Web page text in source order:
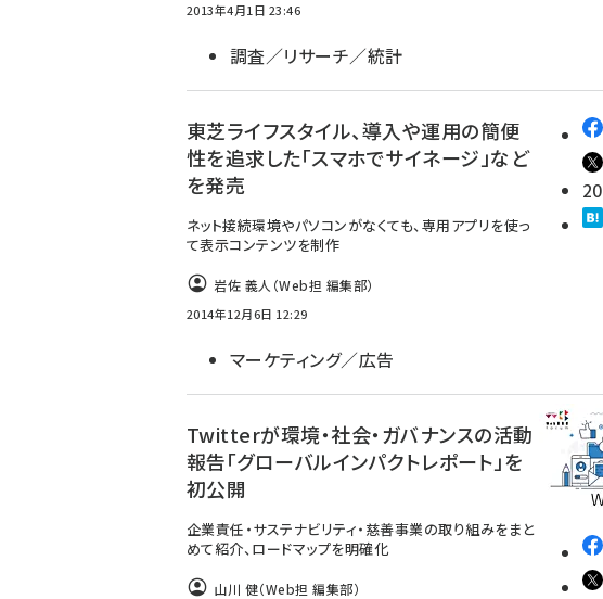
2013年4月1日 23:46
調査／リサーチ／統計
東芝ライフスタイル、導入や運用の簡便
性を追求した「スマホでサイネージ」など
を発売
ネット接続環境やパソコンがなくても、専用アプリを使っ
て表示コンテンツを制作
岩佐 義人（Web担 編集部）
2014年12月6日 12:29
20
マーケティング／広告
Twitterが環境・社会・ガバナンスの活動
報告「グローバルインパクトレポート」を
初公開
企業責任・サステナビリティ・慈善事業の取り組みをまと
めて紹介、ロードマップを明確化
山川 健（Web担 編集部）